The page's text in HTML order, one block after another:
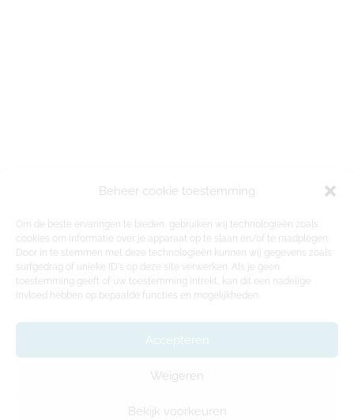
Beheer cookie toestemming
Om de beste ervaringen te bieden, gebruiken wij technologieën zoals
cookies om informatie over je apparaat op te slaan en/of te raadplegen.
Door in te stemmen met deze technologieën kunnen wij gegevens zoals
surfgedrag of unieke ID's op deze site verwerken. Als je geen
toestemming geeft of uw toestemming intrekt, kan dit een nadelige
invloed hebben op bepaalde functies en mogelijkheden.
Accepteren
Weigeren
Bekijk voorkeuren